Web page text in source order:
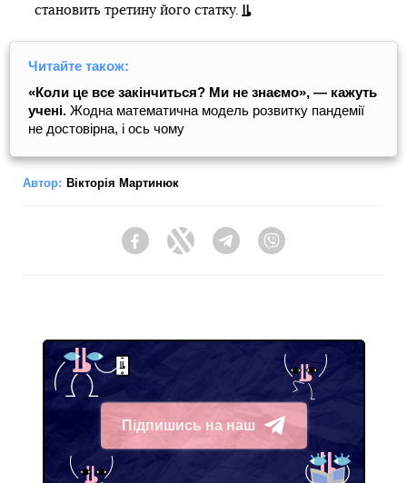
становить третину його статку.
Читайте також:
«Коли це все закінчиться? Ми не знаємо», — кажуть
учені. Жодна математична модель розвитку пандемії
не достовірна, і ось чому
Автор: Вікторія Мартинюк
FacebookTwitter Telegram
Підпишись на наш
Telegram